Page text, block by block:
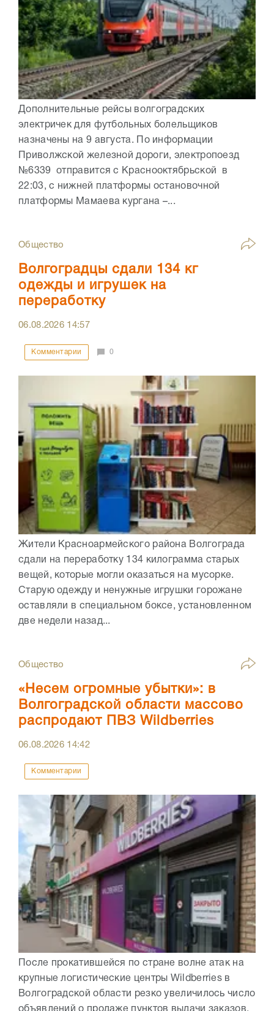
Дополнительные рейсы волгоградских
электричек для футбольных болельщиков
назначены на 9 августа. По информации
Приволжской железной дороги, электропоезд
№6339 отправится с Краснооктябрьской в
22:03, с нижней платформы остановочной
платформы Мамаева кургана –...
Общество
Волгоградцы сдали 134 кг
одежды и игрушек на
переработку
06.08.2026 14:57
Комментарии 0
Жители Красноармейского района Волгограда
сдали на переработку 134 килограмма старых
вещей, которые могли оказаться на мусорке.
Старую одежду и ненужные игрушки горожане
оставляли в специальном боксе, установленном
две недели назад...
Общество
«Несем огромные убытки»: в
Волгоградской области массово
распродают ПВЗ Wildberries
06.08.2026 14:42
Комментарии
После прокатившейся по стране волне атак на
крупные логистические центры Wildberries в
Волгоградской области резко увеличилось число
объявлений о продаже пунктов выдачи заказов.